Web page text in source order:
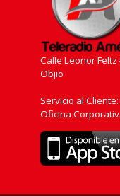
Calle Leonor
Objio
Servicio al
Oficina